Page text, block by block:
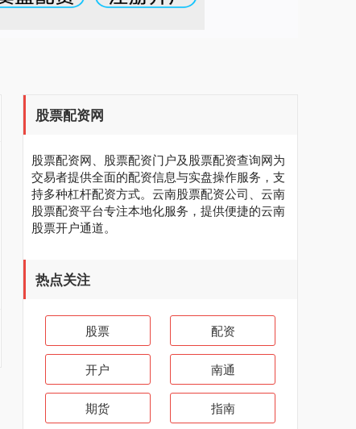
股票配资网
股票配资网、股票配资门户及股票配资查询网为
交易者提供全面的配资信息与实盘操作服务，支
持多种杠杆配资方式。云南股票配资公司、云南
股票配资平台专注本地化服务，提供便捷的云南
股票开户通道。
热点关注
股票 配资
开户 南通
期货 指南